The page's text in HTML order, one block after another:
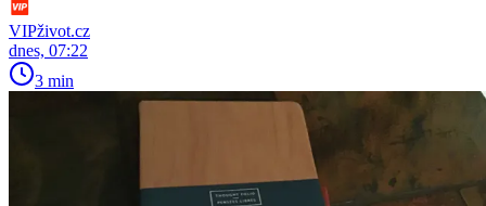
VIPživot.cz
dnes, 07:22
3 min